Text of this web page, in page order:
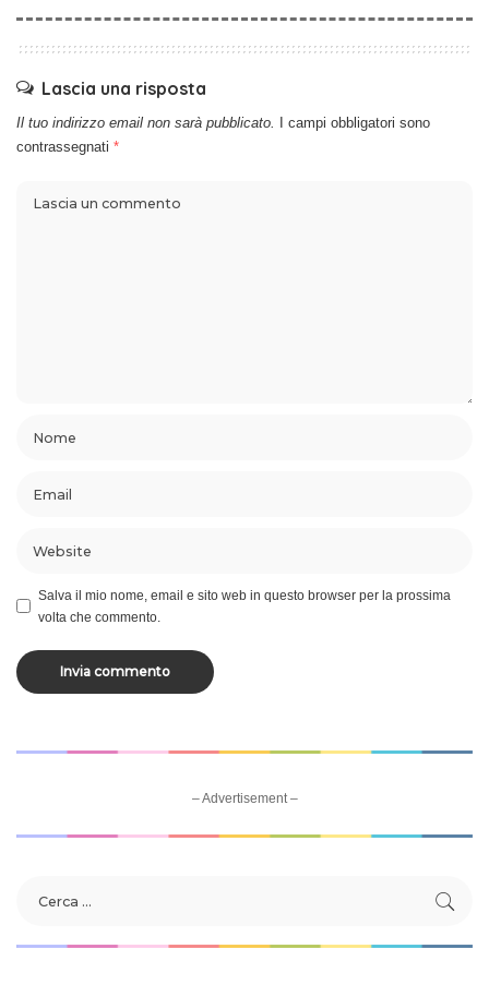
Lascia una risposta
Il tuo indirizzo email non sarà pubblicato.
I campi obbligatori sono
contrassegnati *
Salva il mio nome, email e sito web in questo browser per la prossima
volta che commento.
– Advertisement –